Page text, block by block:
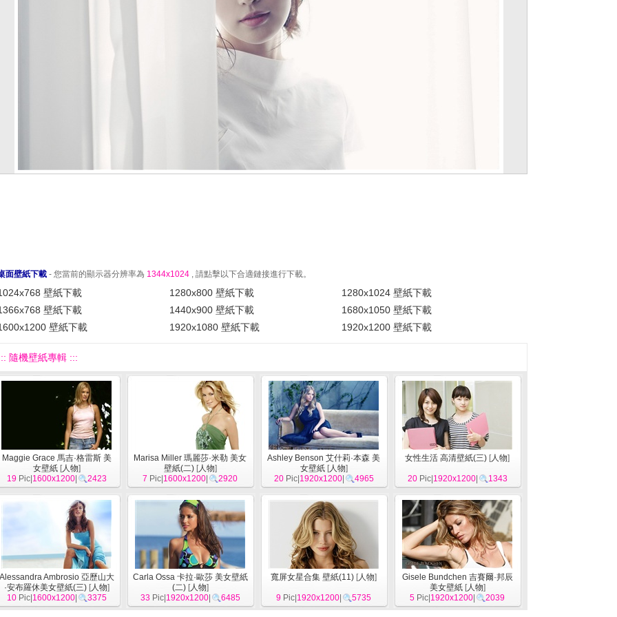
面壁紙下載 - 您當前的顯示器分辨率為 1344x1024 , 請點擊以下合適鏈接進行下載。
壁紙下載 1280x800 壁紙下載
1280x1024 壁紙下載
壁紙下載
1440x900 壁紙下載
1680x1050 壁紙下載
壁紙下載
1920x1080 壁紙下載 1920x1200 壁紙下載
隨機壁紙專輯 :::
Maggie Grace 馬吉·格雷斯 美
女壁紙[人物]
19Pic| 1600x1200| 2423
Marisa Miller 瑪麗莎·米勒 美女
壁紙(二)[人物]
7 Pic| 1600x1200 2920
Ashley Benson 艾什莉·本森 美
女壁紙[人物]
20Pic| 1920x1200| 4965
女性生活 高清壁紙(三) [人物]
20Pic| 1920x1200| 1343
Alessandra Ambrosio 亞歷山大
·安布羅休美女壁紙(三)[人物]
10Pic| 1600x1200| 3375
Carla Ossa 卡拉·歐莎 美女壁紙
(二)[人物]
33Pic| 1920x1200| 6485
寬屏女星合集 壁紙(11) [人物]
9 Pic| 1920x1200 5735
Gisele Bundchen 吉賽爾·邦辰
美女壁紙[人物]
5 Pic| 1920x1200 2039